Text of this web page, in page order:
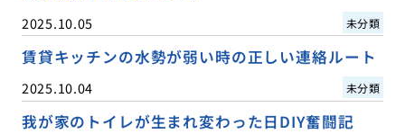
2025.10.05 未分類
賃貸キッチンの水勢が弱い時の正しい連絡ルート
2025.10.04 未分類
我が家のトイレが生まれ変わった日DIY奮闘記